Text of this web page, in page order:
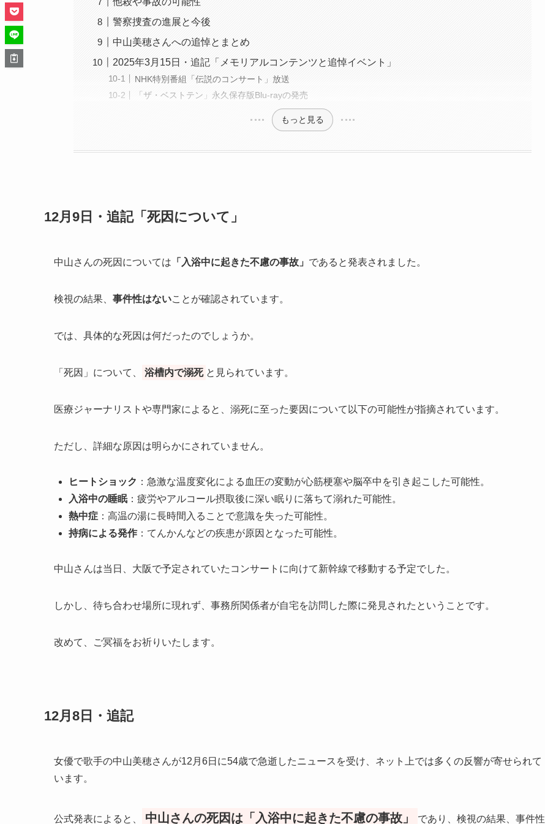
警察捜査の進展と今後
中山美穂さんへの追悼とまとめ
2025年3月15日・追記「メモリアルコンテンツと追悼イベント」
NHK特別番組「伝説のコンサート」放送
「ザ・ベストテン」永久保存版Blu-rayの発売
もっと見る
12月9日・追記「死因について」
中山さんの死因については 「入浴中に起きた不慮の事故」 であると発表されました。
検視の結果、 事件性はないことが確認されています。
では、具体的な死因は何だったのでしょうか。
「死因」について、 浴槽内で溺死 と見られています。
医療ジャーナリストや専門家によると、溺死に至った要因について以下の可能性が指摘されています。
ただし、詳細な原因は明らかにされていません。
ヒートショック ：急激な温度変化による血圧の変動が心筋梗塞や脳卒中を引き起こした可能性。
入浴中の睡眠：疲労やアルコール摂取後に深い眠りに落ちて溺れた可能性。
熱中症 ：高温の湯に長時間入ることで意識を失った可能性。
持病による発作 ：てんかんなどの疾患が原因となった可能性。
中山さんは当日、大阪で予定されていたコンサートに向けて新幹線で移動する予定でした。
しかし、待ち合わせ場所に現れず、事務所関係者が自宅を訪問した際に発見されたということです。
改めて、ご冥福をお祈りいたします。
12月8日・追記
女優で歌手の中山美穂さんが12月6日に54歳で急逝したニュースを受け、ネット上では多くの反響が寄せられて
います。
公式発表によると、 中山さんの死因は「入浴中に起きた不慮の事故」 であり、検視の結果、事件性